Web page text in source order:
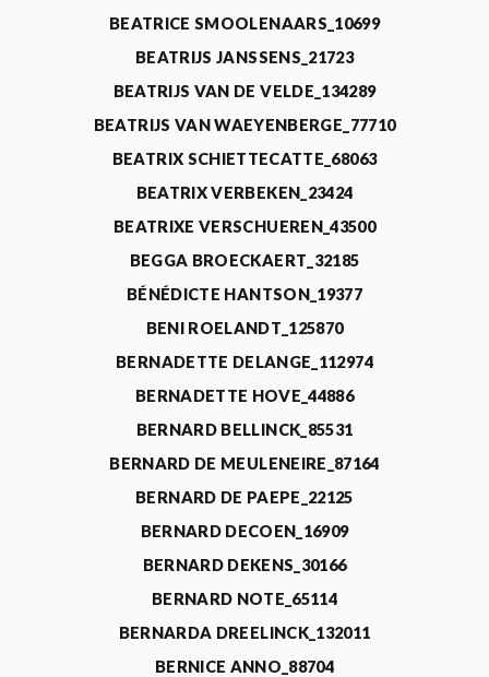
BEATRICE SMOOLENAARS_10699
BEATRIJS JANSSENS_21723
BEATRIJS VAN DE VELDE_134289
BEATRIJS VAN WAEYENBERGE_77710
BEATRIX SCHIETTECATTE_68063
BEATRIX VERBEKEN_23424
BEATRIXE VERSCHUEREN_43500
BEGGA BROECKAERT_32185
BÉNÉDICTE HANTSON_19377
BENI ROELANDT_125870
BERNADETTE DELANGE_112974
BERNADETTE HOVE_44886
BERNARD BELLINCK_85531
BERNARD DE MEULENEIRE_87164
BERNARD DE PAEPE_22125
BERNARD DECOEN_16909
BERNARD DEKENS_30166
BERNARD NOTE_65114
BERNARDA DREELINCK_132011
BERNICE ANNO_88704